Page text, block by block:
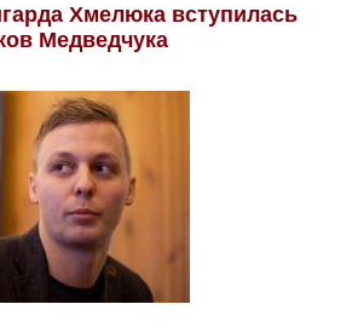
Хмелюка вступилась
Медведчука